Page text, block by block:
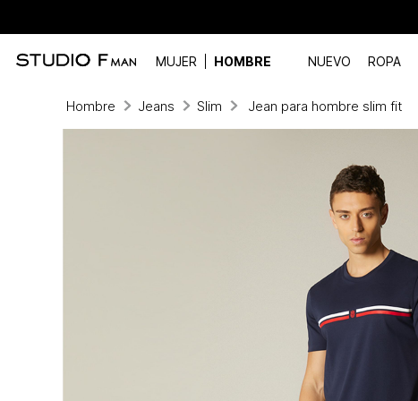
MUJER HOMBRE NUEVO ROPA
Hombre Jeans Slim Jean para hombre slim fit